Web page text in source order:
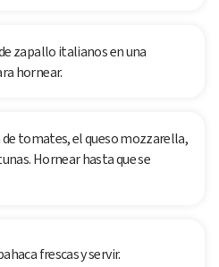
zapallo italianos en una
hornear.
de tomates, el queso mozzarella,
Hornear hasta que se
frescas y servir.